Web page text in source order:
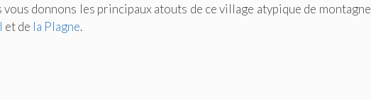
donnons les principaux atouts de ce village atypique de montagne
et de la Plagne.